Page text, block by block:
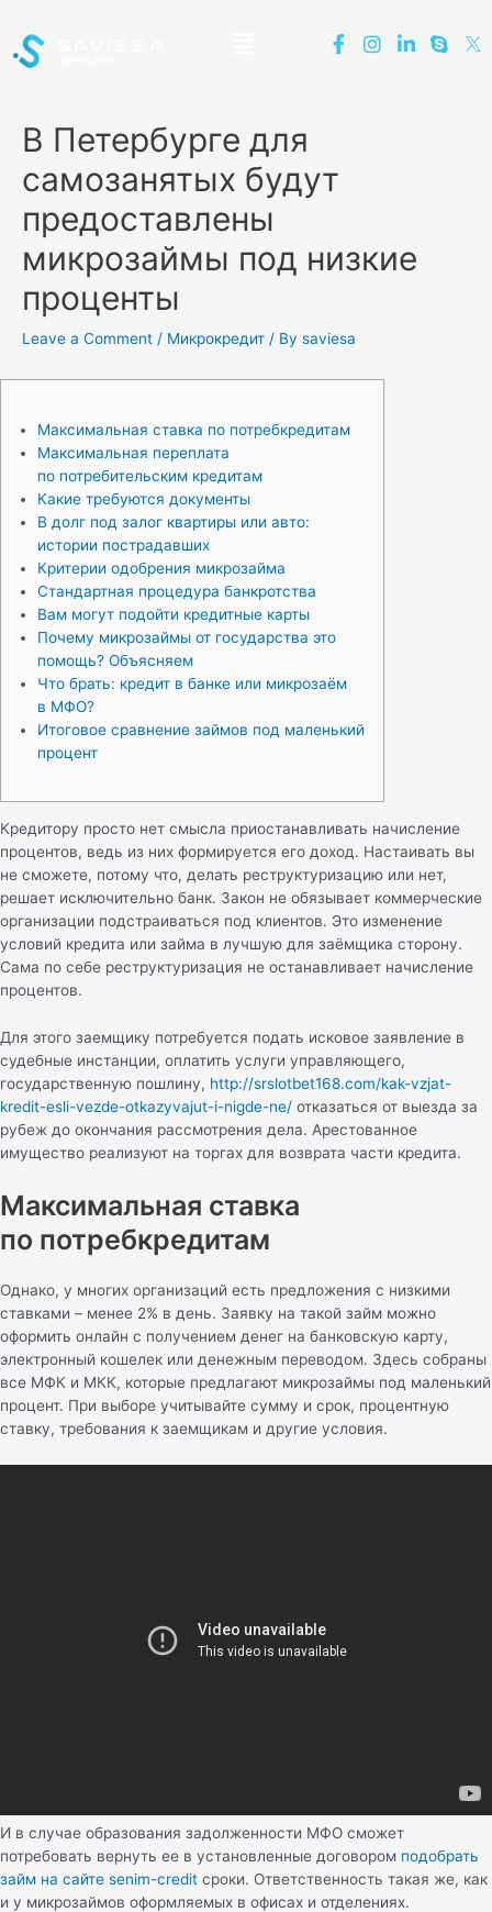
В Петербурге для
самозанятых будут
предоставлены
микрозаймы под низкие
проценты
Leave a Comment / Микрокредит / By saviesa
Максимальная ставка по потребкредитам
Максимальная переплата
по потребительским кредитам
Какие требуются документы
В долг под залог квартиры или авто:
истории пострадавших
Критерии одобрения микрозайма
Стандартная процедура банкротства
Вам могут подойти кредитные карты
Почему микрозаймы от государства это
помощь? Объясняем
Что брать: кредит в банке или микрозаём
в МФО?
Итоговое сравнение займов под маленький
процент
Кредитору просто нет смысла приостанавливать начисление
процентов, ведь из них формируется его доход. Настаивать вы
не сможете, потому что, делать реструктуризацию или нет,
решает исключительно банк. Закон не обязывает коммерческие
организации подстраиваться под клиентов. Это изменение
условий кредита или займа в лучшую для заёмщика сторону.
Сама по себе реструктуризация не останавливает начисление
процентов.
Для этого заемщику потребуется подать исковое заявление в
судебные инстанции, оплатить услуги управляющего,
государственную пошлину, http://srslotbet168.com/kak-vzjat-
kredit-esli-vezde-otkazyvajut-i-nigde-ne/ отказаться от выезда за
рубеж до окончания рассмотрения дела. Арестованное
имущество реализуют на торгах для возврата части кредита.
Максимальная ставка
по потребкредитам
Однако, у многих организаций есть предложения с низкими
ставками – менее 2% в день. Заявку на такой займ можно
оформить онлайн с получением денег на банковскую карту,
электронный кошелек или денежным переводом. Здесь собраны
все МФК и МКК, которые предлагают микрозаймы под маленький
процент. При выборе учитывайте сумму и срок, процентную
ставку, требования к заемщикам и другие условия.
И в случае образования задолженности МФО сможет
потребовать вернуть ее в установленные договором подобрать
займ на сайте senim-credit сроки. Ответственность такая же, как
и у микрозаймов оформляемых в офисах и отделениях.